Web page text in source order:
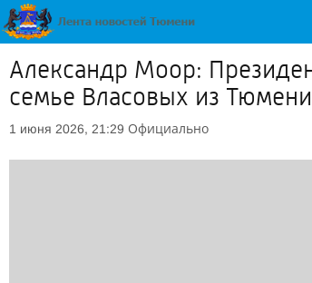
Александр Моор:
семье Власовых из Тюмени
1 июня 2026, 21:29 Официально